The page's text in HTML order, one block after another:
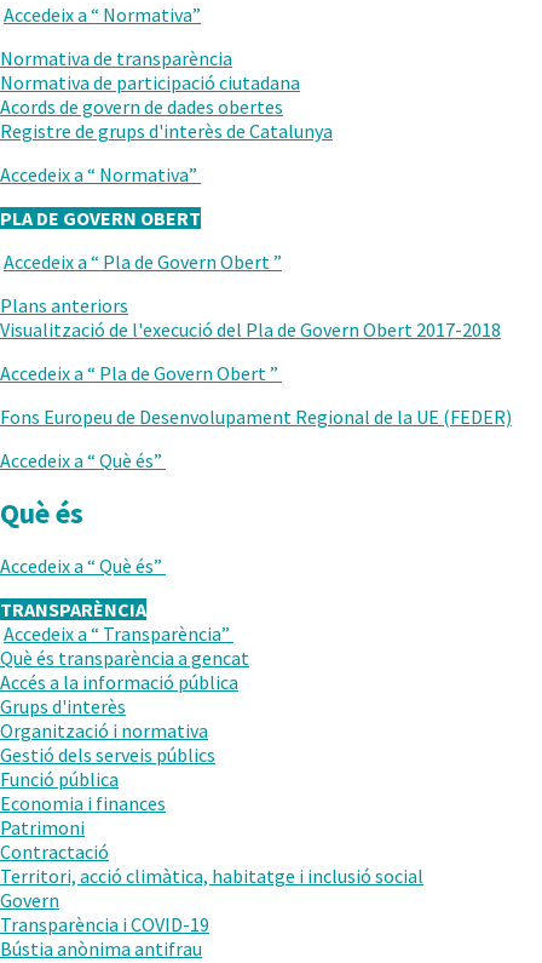
TORNAR
AL
NIVELL
ANTERIOR
Accedeix a “ Normativa”
Normativa de transparència
Normativa de participació ciutadana
Acords de govern de dades obertes
Registre de grups d'interès de Catalunya
Accedeix a “ Normativa”
PLA DE GOVERN OBERT
TORNAR
AL
NIVELL
ANTERIOR
Accedeix a “ Pla de Govern Obert ”
Plans anteriors
Visualització de l'execució del Pla de Govern Obert 2017-2018
Accedeix a “ Pla de Govern Obert ”
Fons Europeu de Desenvolupament Regional de la UE (FEDER)
Accedeix a “ Què és”
Què és
Accedeix a “ Què és”
TRANSPARÈNCIA
TORNAR
AL
NIVELL
ANTERIOR
Accedeix a “ Transparència”
Què és transparència a gencat
Accés a la informació pública
Grups d'interès
Organització i normativa
Gestió dels serveis públics
Funció pública
Economia i finances
Patrimoni
Contractació
Territori, acció climàtica, habitatge i inclusió social
Govern
Transparència i COVID-19
Bústia anònima antifrau